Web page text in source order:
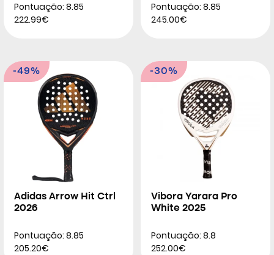
Pontuação: 8.85
222.99€
Pontuação: 8.85
245.00€
-49%
Adidas Arrow Hit Ctrl
2026
Pontuação: 8.85
205.20€
-30%
Vibora Yarara Pro
White 2025
Pontuação: 8.8
252.00€